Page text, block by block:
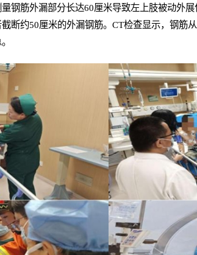
钢筋外漏部分长达60厘米导致左上肢被动外
断约50厘米的外漏钢筋。CT检查显示，钢筋